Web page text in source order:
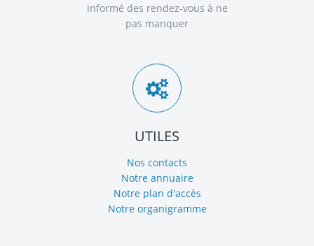
informé des rendez-vous à ne
pas manquer
UTILES
Nos contacts
Notre annuaire
Notre plan d'accès
Notre organigramme